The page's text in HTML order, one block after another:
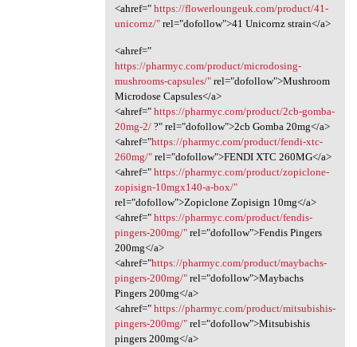
<ahref=" https://flowerloungeuk.com/product/41-
unicornz/"rel="dofollow">41 Unicornz strain</a>
<ahref="
https://pharmyc.com/product/microdosing-
mushrooms-capsules/"rel="dofollow">Mushroom
Microdose Capsules</a>
<ahref=" https://pharmyc.com/product/2cb-gomba-
20mg-2/?" rel="dofollow">2cb Gomba 20mg</a>
<ahref="https://pharmyc.com/product/fendi-xtc-
260mg/"rel="dofollow">FENDI XTC 260MG</a>
<ahref=" https://pharmyc.com/product/zopiclone-
zopisign-10mgx140-a-box/"
rel="dofollow">Zopiclone Zopisign 10mg</a>
<ahref=" https://pharmyc.com/product/fendis-
pingers-200mg/"rel="dofollow">Fendis Pingers
200mg</a>
<ahref="https://pharmyc.com/product/maybachs-
pingers-200mg/"rel="dofollow">Maybachs
Pingers 200mg</a>
<ahref=" https://pharmyc.com/product/mitsubishis-
pingers-200mg/"rel="dofollow">Mitsubishis
pingers 200mg</a>